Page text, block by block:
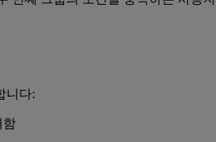
니다:
함